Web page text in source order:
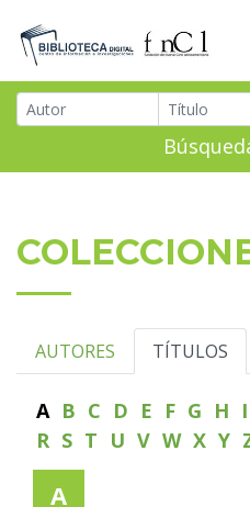
AUTORES TÍTULOS
A B C D E F G H I
R S T U V W X Y
A